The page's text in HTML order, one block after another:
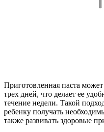
Приготовленная паста
трех дней, что делает ее
течение недели. Такой
ребенку получать
также развивать здоровые